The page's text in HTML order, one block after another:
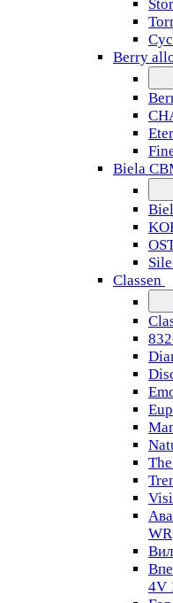
Berry
Biela
Classen
WR
4V